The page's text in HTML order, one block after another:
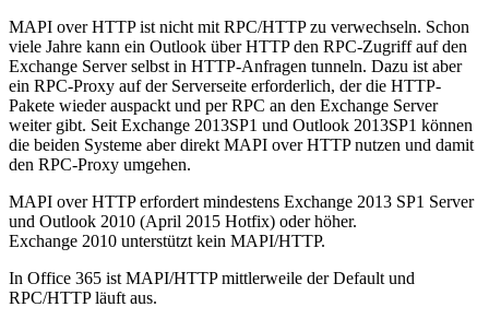
MAPI over HTTP ist nicht mit RPC/HTTP zu verwechseln. Schon
viele Jahre kann ein Outlook über HTTP den RPC-Zugriff auf den
Exchange Server selbst in HTTP-Anfragen tunneln. Dazu ist aber
ein RPC-Proxy auf der Serverseite erforderlich, der die HTTP-
Pakete wieder auspackt und per RPC an den Exchange Server
weiter gibt. Seit Exchange 2013SP1 und Outlook 2013SP1 können
die beiden Systeme aber direkt MAPI over HTTP nutzen und damit
den RPC-Proxy umgehen.
MAPI over HTTP erfordert mindestens Exchange 2013 SP1 Server
und Outlook 2010 (April 2015 Hotfix) oder höher.
Exchange 2010 unterstützt kein MAPI/HTTP.
In Office 365 ist MAPI/HTTP mittlerweile der Default und
RPC/HTTP läuft aus.